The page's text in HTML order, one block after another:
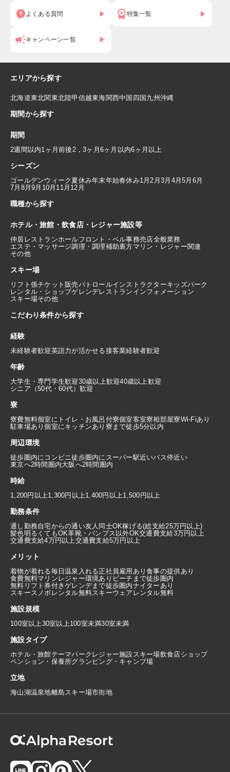
よくある質問 特集一覧
キャンペーン一覧
エリアから探す
北海道東北関東北陸甲信越東海関西中国 四国九州沖縄
期間から探す
期間
2週間以内1ヶ月前後 2，3ヶ月 6ヶ月以内6ヶ月以上
シーズン
ゴールデンウィーク 夏休み年末年始春休み1月 2月3月 4月5月 6月
7月 8月9月 10月 11月 12月
職種から探す
ホテル・旅館・飲食店・レジャー施設等
仲居 レストランホールフロント・ベル事務売店全般業務
エステ・マッサージ調理・調理補助裏方マリン・レジャー関連
その他
スキー場
リフト係チケット販売パトロールインストラクターキッズパーク
レンタル・ショップゲレンデレストラン インフォメーション
スキー場その他
こだわり条件から探す
経験
未経験者歓迎英語力が活かせる接客業経験者歓迎
年齢
大学生・専門学生歓迎30歳以上歓迎40歳以上歓迎
シニア（50代・60代）歓迎
寮
寮費無料個室にトイレ・お風呂付寮個室客室寮相部屋寮Wi-Fiあり
駐車場あり個室にキッチンあり 寮まで徒歩5分以内
周辺環境
徒歩圏内にコンビニ徒歩圏内にスーパー駅近いバス停近い
東京へ2時間圏内大阪へ2時間圏内
時給
1,200円以上1,300円以上1,400円以上1,500円以上
勤務条件
通し勤務自宅からの通い友人同士OK稼げる(総支給25万円以上)
髪色明るくてもOK革靴・パンプス以外OK交通費支給3万円以上
交通費支給4万円以上交通費支給5万円以上
メリット
着物が着れる毎日温泉入れる正社員雇用あり食事の提供あり
食費無料マリンレジャー環境あり ビーチまで徒歩圏内
無料リフト券付きゲレンデまで徒歩圏内ナイターあり
スキースノボレンタル無料スキーウェアレンタル無料
施設規模
100室以上30室以上100室未満30室未満
施設タイプ
ホテル・旅館テーマパーク レジャー施設 スキー場飲食店ショップ
ペンション・保養所グランピング・キャンプ場
立地
海山湖温泉地離島 スキー場市街地